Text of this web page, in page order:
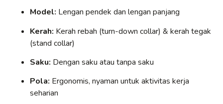
Model: Lengan pendek dan lengan panjang
Kerah: Kerah rebah (turn-down collar) & kerah tegak
(stand collar)
Saku: Dengan saku atau tanpa saku
Pola: Ergonomis, nyaman untuk aktivitas kerja
seharian